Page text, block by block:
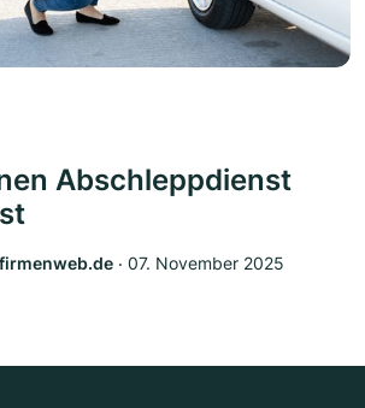
Abschleppdienst
‧ 07. November 2025